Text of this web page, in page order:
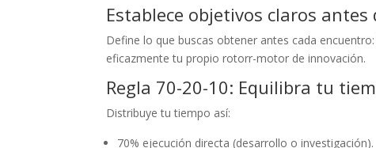
Establece objetivos claros
Define lo que buscas obtener antes cada
eficazmente tu propio rotorr-motor de innovación.
Regla 70-20-10: Equilibra tu
Distribuye tu tiempo así:
70% ejecución directa (desarrollo o investigación).